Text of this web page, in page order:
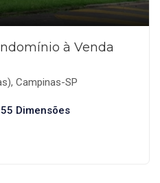
à Venda
Campinas-SP
Dimensões